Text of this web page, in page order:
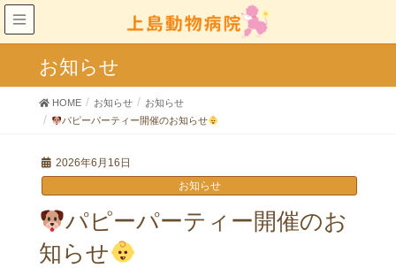
お知らせ
HOME お知らせ
お知らせ
パピーパーティー開催のお知らせ
2026年6月16日
お知らせ
パピーパーティー開催のお
知らせ